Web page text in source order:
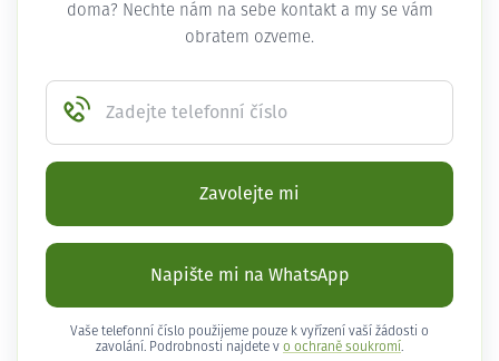
doma? Nechte nám na sebe kontakt a my se vám
obratem ozveme.
Zadejte telefonní číslo
Zavolejte mi
Napište mi na WhatsApp
Vaše telefonní číslo použijeme pouze k vyřízení vaší žádosti o
zavolání. Podrobnosti najdete v o ochraně soukromí .